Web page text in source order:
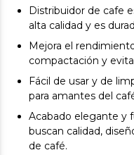
Distribuidor de cafe
alta calidad y es
Mejora el
compactación y
Fácil de usar y de
para amantes del
Acabado elegante y
buscan calidad,
de café.